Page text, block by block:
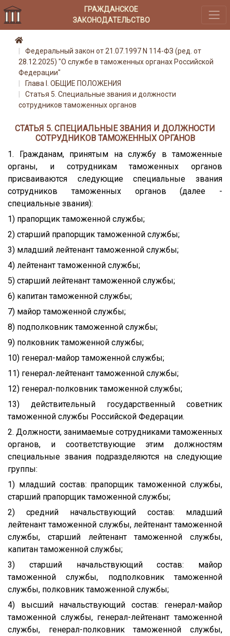
ГРАЖДАНСКОЕ
ЗАКОНОДАТЕЛЬСТВО
Федеральный закон от 21.07.1997 N 114-ФЗ (ред. от
28.12.2025) "О службе в таможенных органах Российской
Федерации"
Глава I. ОБЩИЕ ПОЛОЖЕНИЯ
Статья 5. Специальные звания и должности
сотрудников таможенных органов
СТАТЬЯ 5. СПЕЦИАЛЬНЫЕ ЗВАНИЯ И ДОЛЖНОСТИ
СОТРУДНИКОВ ТАМОЖЕННЫХ ОРГАНОВ
1. Гражданам, принятым на службу в таможенные
органы, и сотрудникам таможенных органов
присваиваются следующие специальные звания
сотрудников таможенных органов (далее -
специальные звания):
1) прапорщик таможенной службы;
2) старший прапорщик таможенной службы;
3) младший лейтенант таможенной службы;
4) лейтенант таможенной службы;
5) старший лейтенант таможенной службы;
6) капитан таможенной службы;
7) майор таможенной службы;
8) подполковник таможенной службы;
9) полковник таможенной службы;
10) генерал-майор таможенной службы;
11) генерал-лейтенант таможенной службы;
12) генерал-полковник таможенной службы;
13) действительный государственный советник
таможенной службы Российской Федерации.
2. Должности, занимаемые сотрудниками таможенных
органов, и соответствующие этим должностям
специальные звания подразделяются на следующие
группы:
1) младший состав: прапорщик таможенной службы,
старший прапорщик таможенной службы;
2) средний начальствующий состав: младший
лейтенант таможенной службы, лейтенант таможенной
службы, старший лейтенант таможенной службы,
капитан таможенной службы;
3) старший начальствующий состав: майор
таможенной службы, подполковник таможенной
службы, полковник таможенной службы;
4) высший начальствующий состав: генерал-майор
таможенной службы, генерал-лейтенант таможенной
службы, генерал-полковник таможенной службы,